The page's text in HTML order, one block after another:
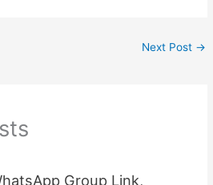
Next Post →
Group Link,